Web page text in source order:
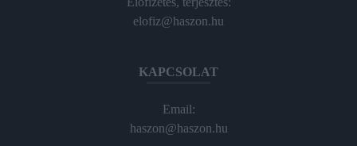
elofiz@haszon.hu
KAPCSOLAT
Email:
haszon@haszon.hu